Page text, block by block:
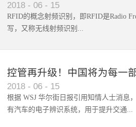
2018 - 06 - 15
RFID的概念射频识别，即RFID是Radio
写，又称无线射频识别...
控管再升级！中国将为每一
架构辨识系统
2018 - 06 - 15
根据 WSJ 华尔街日报引用知情人士消息
有汽车的电子辨识系统，用于提升交通...